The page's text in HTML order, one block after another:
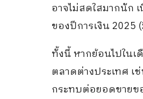
อาจไม่สดใสมากนัก
ของปีการเงิน 2025
ทั้งนี้ หากย้อนไปใน
ตลาดต่างประเทศ เ
กระทบต่อยอดขายข